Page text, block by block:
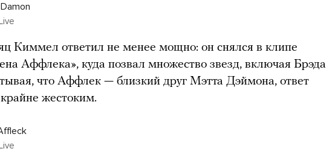
Киммел ответил не менее мощно: он снялся в клипе
Аффлека», куда позвал множество звезд, включая Брэда
что Аффлек — близкий друг Мэтта Дэймона, ответ
жестоким.